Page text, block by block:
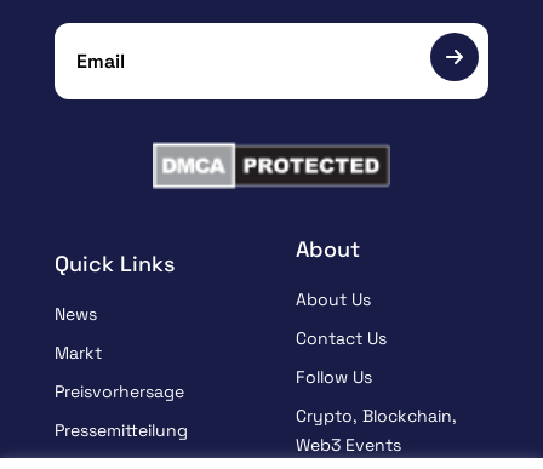
Quick Links
News
Markt
Preisvorhersage
Pressemitteilung
About
About Us
Contact Us
Follow Us
Crypto, Blockchain,
Web3 Events